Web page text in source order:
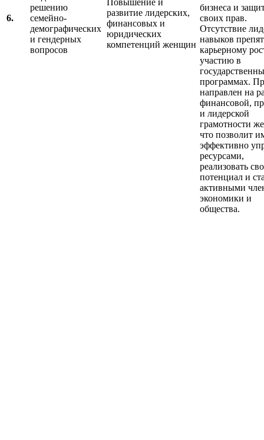
6.
решению
семейно-
демографических
и гендерных
вопросов
Повышение и
развитие лидерских,
финансовых и
юридических
компетенций женщин
бизнеса и
своих прав.
Отсутствие
навыков
карьерному
участию в
программах.
направлен на
финансовой,
и лидерской
грамотности
что позволит
эффективно
ресурсами,
реализовать
потенциал и
активными
экономики и
общества.